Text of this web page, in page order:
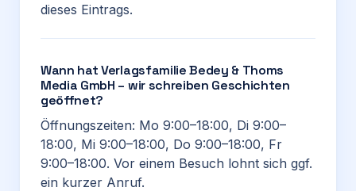
dieses Eintrags.
Wann hat Verlagsfamilie Bedey & Thoms
Media GmbH – wir schreiben Geschichten
geöffnet?
Öffnungszeiten: Mo 9:00–18:00, Di 9:00–
18:00, Mi 9:00–18:00, Do 9:00–18:00, Fr
9:00–18:00. Vor einem Besuch lohnt sich ggf.
ein kurzer Anruf.